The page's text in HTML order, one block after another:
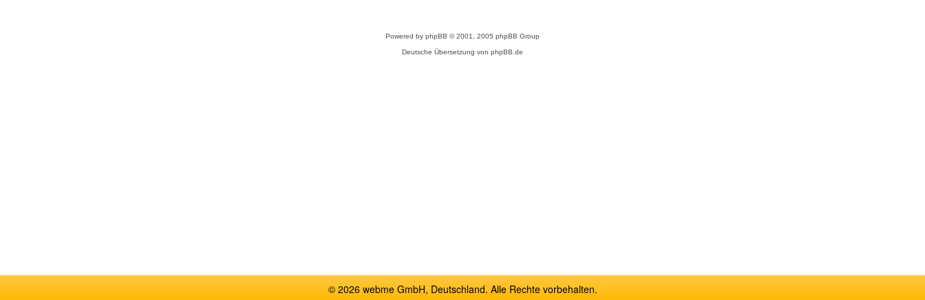
Powered by phpBB © 2001, 2005 phpBB Group
Deutsche Übersetzung von phpBB.de
© 2026 webme GmbH, Deutschland. Alle Rechte vorbehalten.